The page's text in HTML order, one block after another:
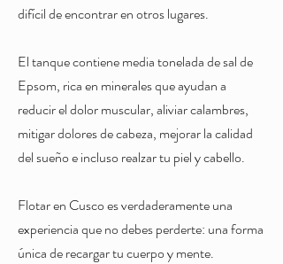
difícil de encontrar en otros lugares.
El tanque contiene media tonelada de sal de
Epsom, rica en minerales que ayudan a
reducir el dolor muscular, aliviar calambres,
mitigar dolores de cabeza, mejorar la calidad
del sueño e incluso realzar tu piel y cabello.
Flotar en Cusco es verdaderamente una
experiencia que no debes perderte: una forma
única de recargar tu cuerpo y mente.